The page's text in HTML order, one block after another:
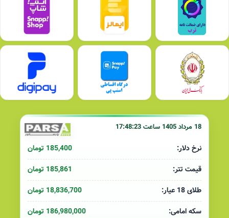
18 مرداد 1405 ساعت 17:48:23
نرخ دلار:
185,400 تومان
قیمت تتر:
185,861 تومان
طلای 18 عیار:
18,836,700 تومان
سکه امامی:
186,980,000 تومان